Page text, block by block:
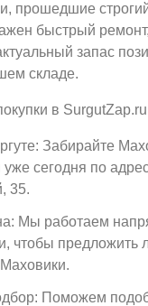
прошедшие
быстрый
запас
складе.
в
Забирайте
сегодня по
35.
Мы работаем
чтобы предложить
Поможем